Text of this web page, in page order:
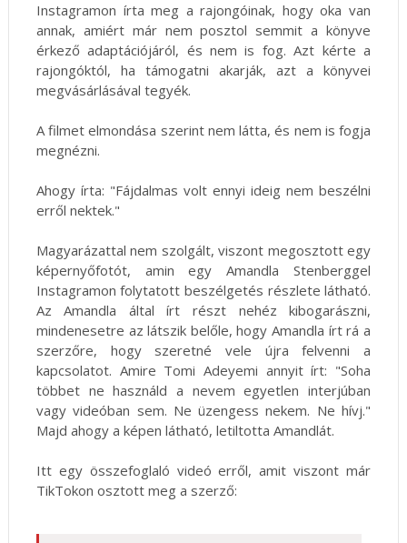
Instagramon írta meg a rajongóinak, hogy oka van
annak, amiért már nem posztol semmit a könyve
érkező adaptációjáról, és nem is fog. Azt kérte a
rajongóktól, ha támogatni akarják, azt a könyvei
megvásárlásával tegyék.
A filmet elmondása szerint nem látta, és nem is fogja
megnézni.
Ahogy írta: "Fájdalmas volt ennyi ideig nem beszélni
erről nektek."
Magyarázattal nem szolgált, viszont megosztott egy
képernyőfotót, amin egy Amandla Stenberggel
Instagramon folytatott beszélgetés részlete látható.
Az Amandla által írt részt nehéz kibogarászni,
mindenesetre az látszik belőle, hogy Amandla írt rá a
szerzőre, hogy szeretné vele újra felvenni a
kapcsolatot. Amire Tomi Adeyemi annyit írt: "Soha
többet ne használd a nevem egyetlen interjúban
vagy videóban sem. Ne üzengess nekem. Ne hívj."
Majd ahogy a képen látható, letiltotta Amandlát.
Itt egy összefoglaló videó erről, amit viszont már
TikTokon osztott meg a szerző: